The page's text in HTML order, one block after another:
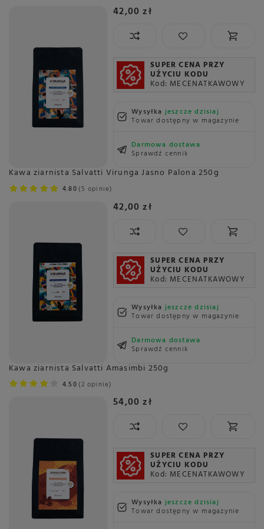
42,00 zł
SUPER CENA PRZY
UŻYCIU KODU
Kod: MECENATKAWOWY
Wysyłkajeszcze dzisiaj
Towar dostępny w magazynie
Darmowa dostawa
Sprawdź cennik
Kawa ziarnista Salvatti Virunga Jasno Palona 250g
4.80 5 opinie
42,00 zł
SUPER CENA PRZY
UŻYCIU KODU
Kod: MECENATKAWOWY
Wysyłkajeszcze dzisiaj
Towar dostępny w magazynie
Darmowa dostawa
Sprawdź cennik
Kawa ziarnista Salvatti Amasimbi 250g
4.50 2 opinie
54,00 zł
SUPER CENA PRZY
UŻYCIU KODU
Kod: MECENATKAWOWY
Wysyłkajeszcze dzisiaj
Towar dostępny w magazynie